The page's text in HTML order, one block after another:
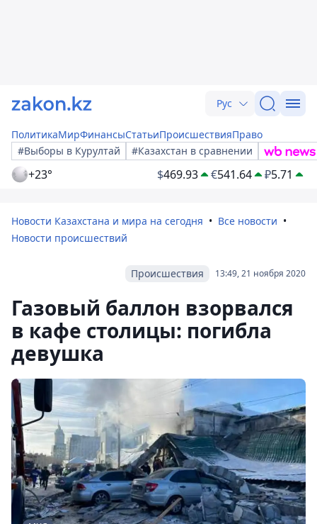
Рус
ПолитикаМирФинансыСтатьиПроисшествияПраво
#Выборы в Курултай
#Казахстан в сравнении
+23° $469.93 €541.64 ₽5.71
Новости Казахстана и мира на сегодня
Все новости
Новости происшествий
13:49, 21 ноября 2020
Происшествия
Газовый баллон взорвался
в кафе столицы: погибла
девушка